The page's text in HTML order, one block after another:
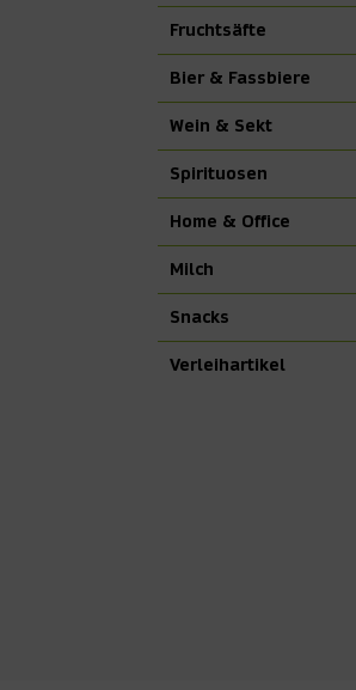
Fruchtsäfte
Bier & Fassbiere
Wein & Sekt
Spirituosen
Home & Office
Milch
Snacks
Verleihartikel